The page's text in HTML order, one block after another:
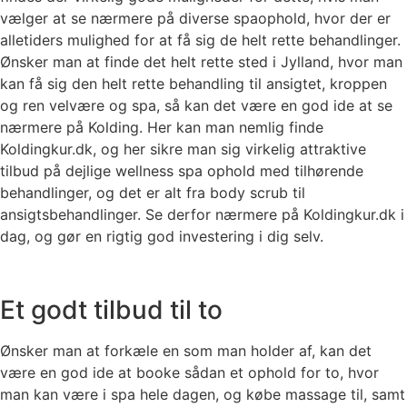
vælger at se nærmere på diverse spaophold, hvor der er
alletiders mulighed for at få sig de helt rette behandlinger.
Ønsker man at finde det helt rette sted i Jylland, hvor man
kan få sig den helt rette behandling til ansigtet, kroppen
og ren velvære og spa, så kan det være en god ide at se
nærmere på Kolding. Her kan man nemlig finde
Koldingkur.dk, og her sikre man sig virkelig attraktive
tilbud på dejlige wellness spa ophold med tilhørende
behandlinger, og det er alt fra body scrub til
ansigtsbehandlinger. Se derfor nærmere på Koldingkur.dk i
dag, og gør en rigtig god investering i dig selv.
Et godt tilbud til to
Ønsker man at forkæle en som man holder af, kan det
være en god ide at booke sådan et ophold for to, hvor
man kan være i spa hele dagen, og købe massage til, samt